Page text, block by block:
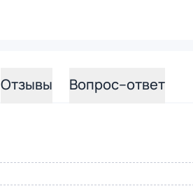
Отзывы Вопрос–ответ